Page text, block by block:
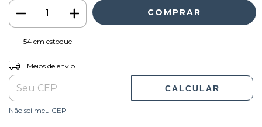
54em estoque
Entregas para o CEP:
Meios de envio
CALCULAR
Não sei meu CEP